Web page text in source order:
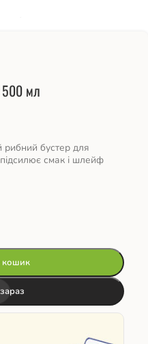
500 мл
рибний бустер для
смак і шлейф
кошик